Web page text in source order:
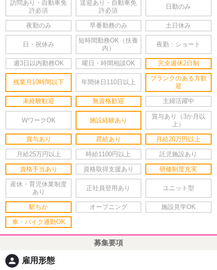
訪問あり・自動車免
許必須
送迎あり・自動車免
許必須
日勤のみ
夜勤のみ 早番勤務のみ 土日休み
日・祝休み
短時間勤務OK（扶養
内）
夜勤：ショート
週3日以内勤務OK 曜日・時間相談OK 完全週休2日制
残業月10時間以下 年間休日110日以上
ブランクのある方歓
迎
未経験歓迎 無資格歓迎 主婦活躍中
WワークOK 施設経験あり
賞与あり（3か月以
上）
賞与あり 昇給あり 月給20万円以上
月給25万円以上 時給1100円以上 託児施設あり
資格手当あり 資格取得支援あり 研修制度充実
産休・育児休業制度
あり
正社員登用あり ユニット型
駅ちか オープニング 施設見学OK
車・バイク通勤OK
募集要項
person 雇用形態